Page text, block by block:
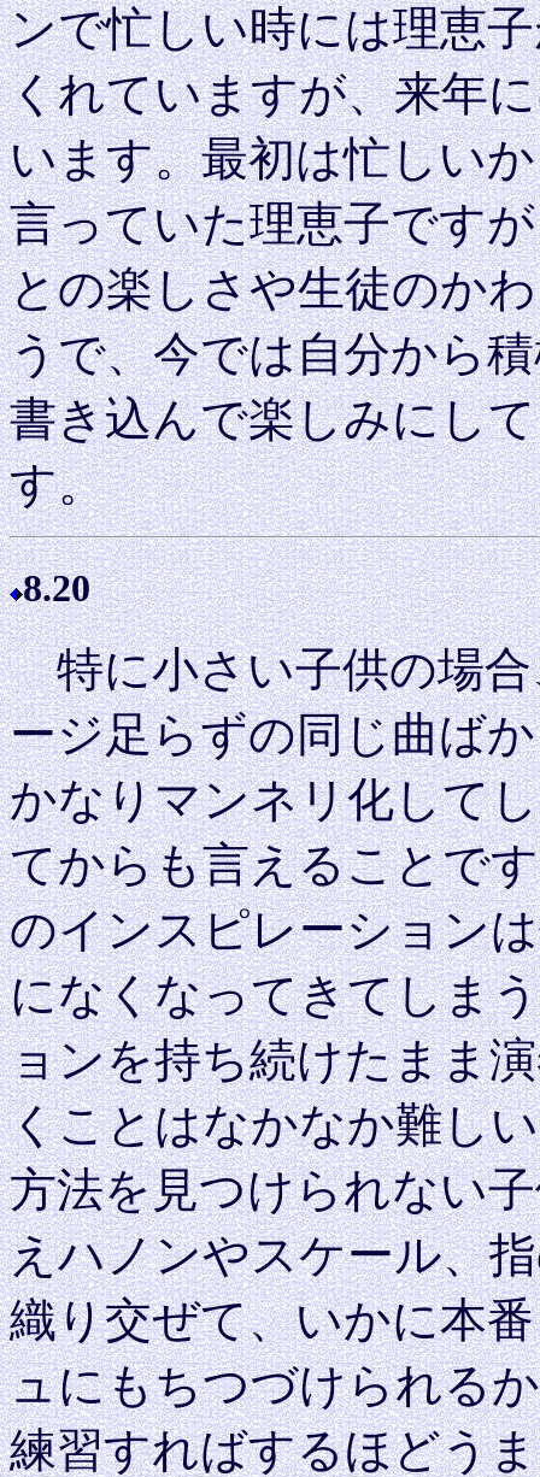
ンで忙しい時には理恵
くれていますが、来年
います。最初は忙しい
言っていた理恵子です
との楽しさや生徒のか
うで、今では自分から
書き込んで楽しみにし
す。
8.20
特に小さい子供の場合
ージ足らずの同じ曲ば
かなりマンネリ化して
てからも言えることで
のインスピレーション
になくなってきてしま
ョンを持ち続けたまま
くことはなかなか難し
方法を見つけられない
えハノンやスケール、
織り交ぜて、いかに本
ュにもちつづけられる
練習すればするほどう